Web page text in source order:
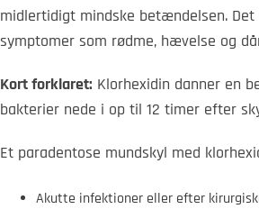
midlertidigt mindske betændelsen.
symptomer som rødme, hævelse og
Kort forklaret: Klorhexidin danner en
bakterier nede i op til 12 timer efter
Et paradentose mundskyl med
Akutte infektioner eller efter